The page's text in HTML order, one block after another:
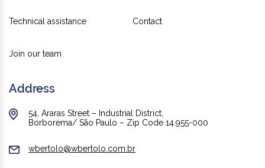
Technical assistance Contact
Join our team
Address
54, Araras Street – Industrial District,
Borborema/ São Paulo – Zip Code 14.955-000
wbertolo@wbertolo.com.br